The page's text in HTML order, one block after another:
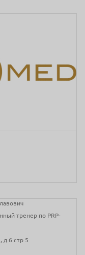
тренер по PRP-
д 6 стр 5